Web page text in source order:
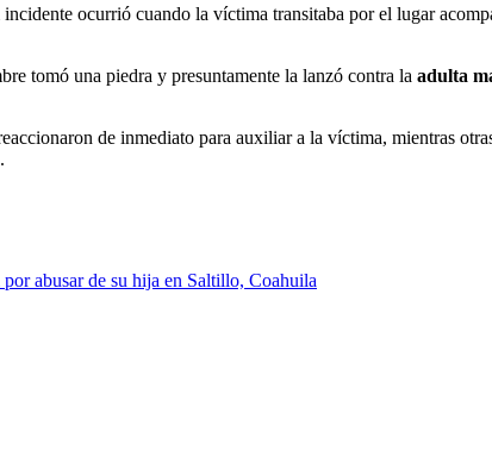
ocurrió cuando la víctima transitaba por el lugar
tomó una piedra y presuntamente la lanzó contra la adulta
de inmediato para auxiliar a la víctima, mientras
abusar de su hija en Saltillo, Coahuila